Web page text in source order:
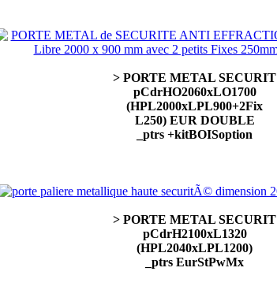
> PORTE METAL SECURIT
pCdrHO2060xLO1700
(HPL2000xLPL900+2Fix
L250) EUR DOUBLE
_ptrs +kitBOISoption
> PORTE METAL SECURIT
pCdrH2100xL1320
(HPL2040xLPL1200)
_ptrs EurStPwMx